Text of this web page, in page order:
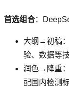
首选组合：
大纲→初稿
验、数据等
润色→降重
配国内检测标